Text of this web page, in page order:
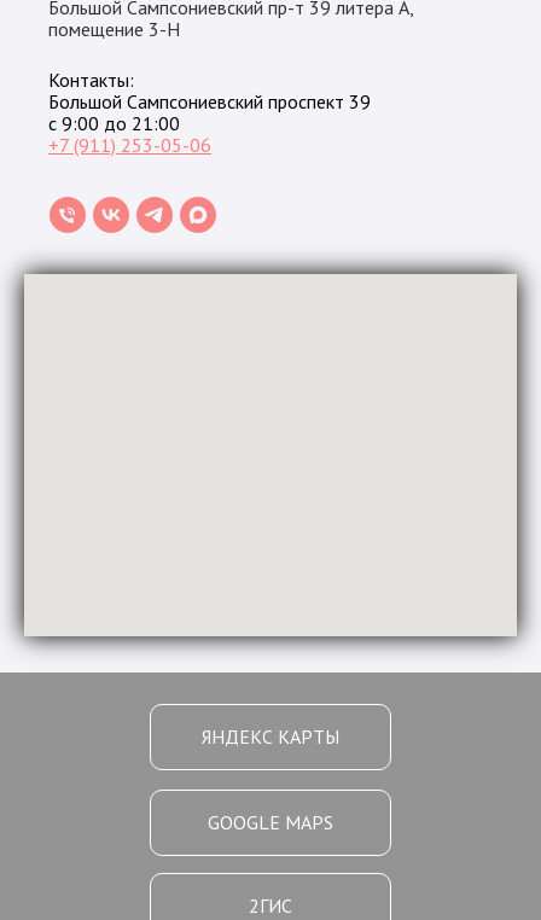
Большой Сампсониевский пр-т 39 литера А,
помещение 3-Н
Контакты:
Большой Сампсониевский проспект 39
c 9:00 до 21:00
+7 (911) 253-05-06
ЯНДЕКС КАРТЫ
GOOGLE MAPS
2ГИС